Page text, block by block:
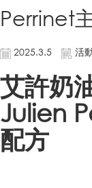
Perrinet
2025.3.5 活
艾許奶
Julien
配方